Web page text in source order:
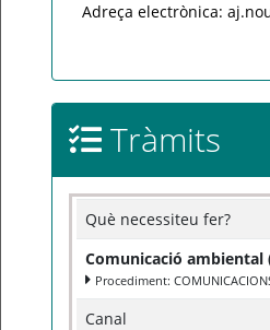
Adreça electrònica:
Tràmits
Què necessiteu fer?
Comunicació ambiental
Procediment:
Canal